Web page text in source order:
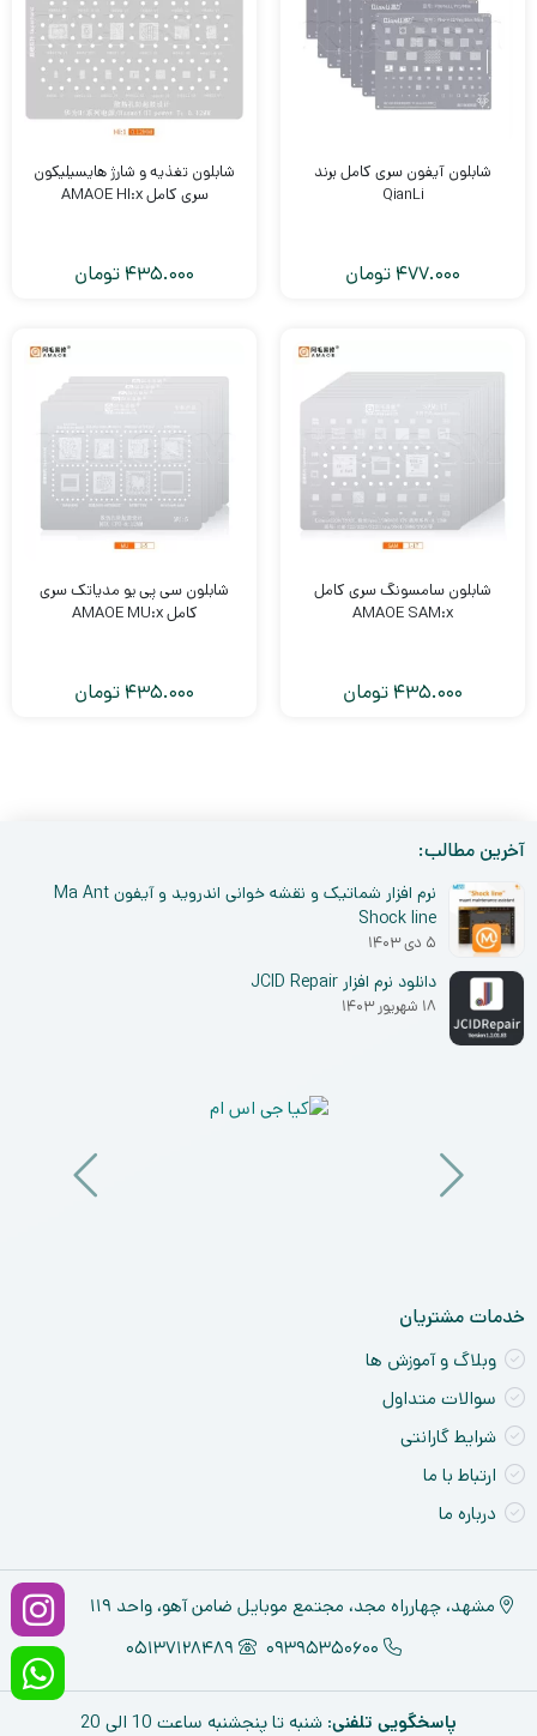
شابلون آیفون سری کامل برند
QianLi
477.000 تومان
شابلون تغذیه و شارژ هایسیلیکون
سری کامل AMAOE HI:x
435.000 تومان
شابلون سامسونگ سری کامل
AMAOE SAM:x
435.000 تومان
شابلون سی پی یو مدیاتک سری
کامل AMAOE MU:x
435.000 تومان
آخرین مطالب:
نرم افزار شماتیک و نقشه خوانی اندروید و آیفون Ma Ant
Shock line
۵ دی ۱۴۰۳
دانلود نرم افزار JCID Repair
۱۸ شهریور ۱۴۰۳
خدمات مشتریان
وبلاگ و آموزش ها
سوالات متداول
شرایط گارانتی
ارتباط با ما
درباره ما
مشهد، چهارراه مجد، مجتمع موبایل ضامن آهو، واحد ۱۱۹
09395350600
05137128489
پاسخگویی تلفنی: شنبه تا پنجشنبه ساعت 10 الی 20